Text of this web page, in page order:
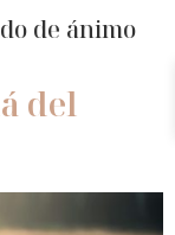
de ánimo
del